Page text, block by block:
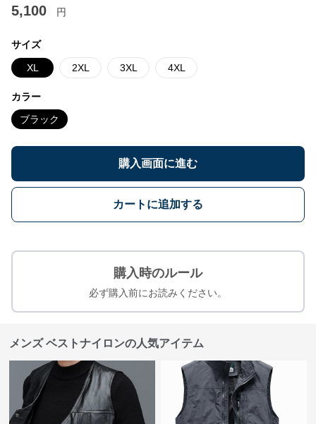
5,100 円
サイズ
XL 2XL 3XL 4XL
カラー
ブラック
購入画面に進む
カートに追加する
購入時のルール
必ず購入前にお読みください。
メンズ ベストナイロンの人気アイテム